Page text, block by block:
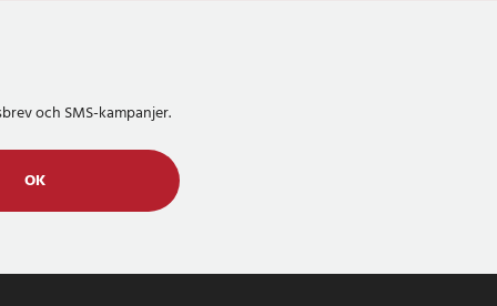
och SMS-kampanjer.
OK